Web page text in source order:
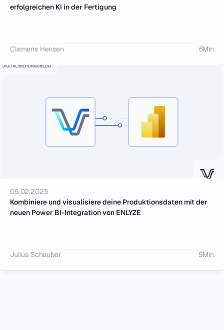
erfolgreichen KI in der Fertigung
Clemens Hensen 6Min
05.02.2025
Kombiniere und visualisiere deine Produktionsdaten mit der
neuen Power BI-Integration von ENLYZE
Julius Scheuber 5Min